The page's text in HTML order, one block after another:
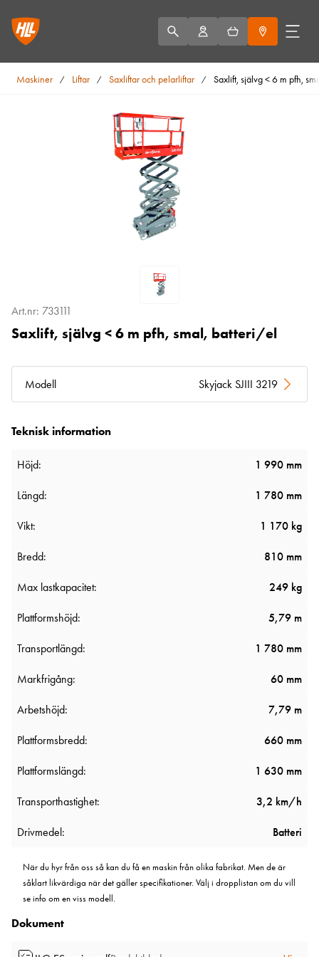
Maskiner / Liftar / Saxliftar och pelarliftar / Saxlift, självg < 6 m pfh,
Art.nr: 733111
Saxlift, självg < 6 m pfh, smal, batteri/el
Modell Skyjack SJIII 3219
Teknisk information
Höjd: 1 990 mm
Längd: 1 780 mm
Vikt: 1 170 kg
Bredd: 810 mm
Max lastkapacitet: 249 kg
Plattformshöjd: 5,79 m
Transportlängd: 1 780 mm
Markfrigång: 60 mm
Arbetshöjd: 7,79 m
Plattformsbredd: 660 mm
Plattformslängd: 1 630 mm
Transporthastighet: 3,2 km/h
Drivmedel: Batteri
När du hyr från oss så kan du få en maskin från olika fabrikat. Men de är
såklart likvärdiga när det gäller specifikationer. Välj i dropplistan om du vill
se info om en viss modell.
Dokument